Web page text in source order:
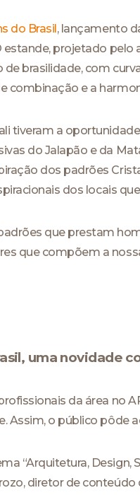
do Brasil, lançamento
estande, projetado
brasilidade, com
combinação e a
tiveram a
do Jalapão e da
dos padrões
dos locais
que prestam
que compõem a
uma novidade
da área no
Assim, o público
“Arquitetura,
diretor de